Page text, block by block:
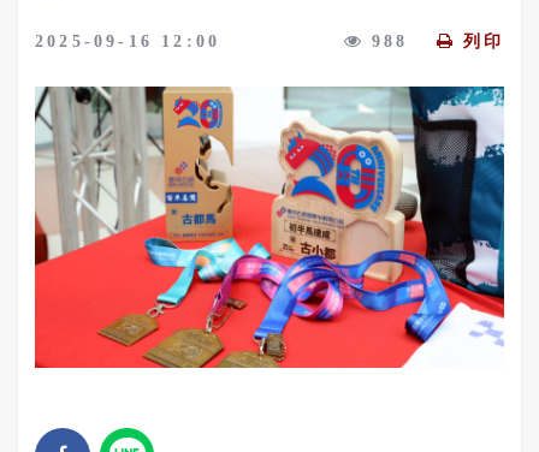
2025-09-16 12:00 988 列印